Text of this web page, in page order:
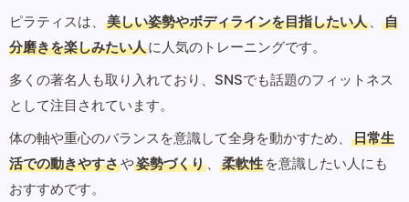
ピラティスは、 美しい姿勢やボディラインを目指したい人 、
自
分磨きを楽しみたい人に人気のトレーニングです。
多くの著名人も取り入れており、SNSでも話題のフィットネス
として注目されています。
体の軸や重心のバランスを意識して全身を動かすため、
日常生
活での動きやすさや姿勢づくり 、 柔軟性 を意識したい人にも
おすすめです。